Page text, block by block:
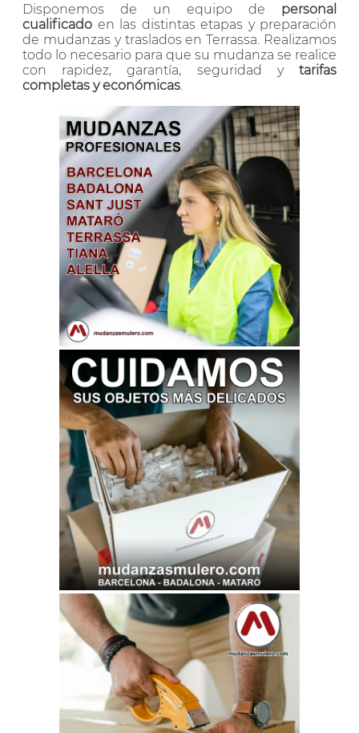
Disponemos de un equipo de personal
cualificado en las distintas etapas y preparación
de mudanzas y traslados en Terrassa. Realizamos
todo lo necesario para que su mudanza se realice
con rapidez, garantía, seguridad y tarifas
completas y económicas